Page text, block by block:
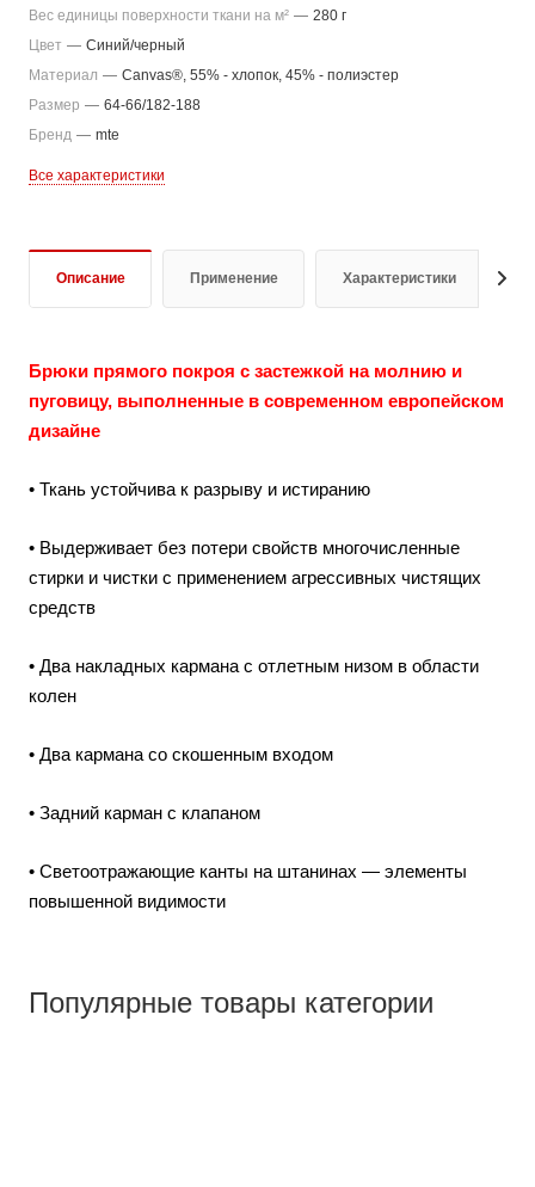
Вес единицы поверхности ткани на м² — 280 г
Цвет — Синий/черный
Материал — Canvas®, 55% - хлопок, 45% - полиэстер
Размер — 64-66/182-188
Бренд — mte
Все характеристики
Описание Применение Характеристики
Брюки прямого покроя с застежкой на молнию и
пуговицу, выполненные в современном европейском
дизайне
• Ткань устойчива к разрыву и истиранию
• Выдерживает без потери свойств многочисленные
стирки и чистки с применением агрессивных чистящих
средств
• Два накладных кармана с отлетным низом в области
колен
• Два кармана со скошенным входом
• Задний карман с клапаном
• Светоотражающие канты на штанинах — элементы
повышенной видимости
Популярные товары категории